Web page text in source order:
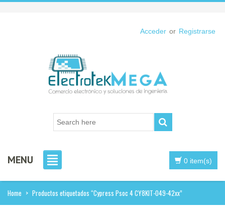
Acceder or Registrarse
MENU 0 item(s)
Home > Productos etiquetados “Cypress Psoc 4 CY8KIT-049-42xx”